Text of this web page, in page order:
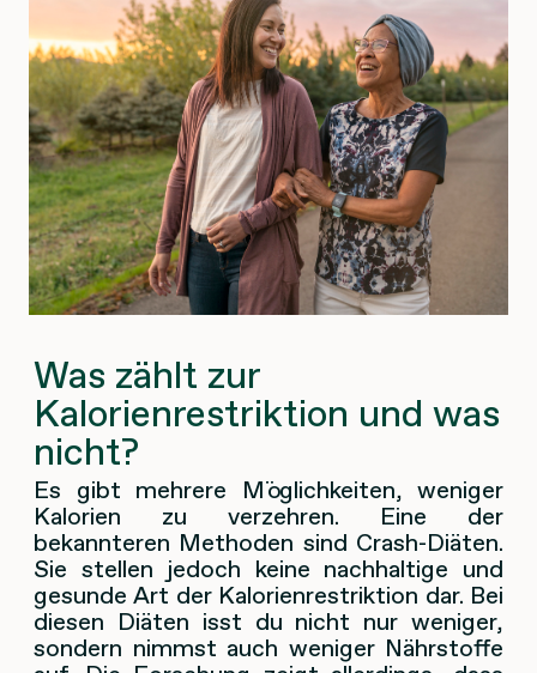
Was zählt zur
Kalorienrestriktion und was
nicht?
Es gibt mehrere Möglichkeiten, weniger
Kalorien zu verzehren. Eine der
bekannteren Methoden sind Crash-Diäten.
Sie stellen jedoch keine nachhaltige und
gesunde Art der Kalorienrestriktion dar. Bei
diesen Diäten isst du nicht nur weniger,
sondern nimmst auch weniger Nährstoffe